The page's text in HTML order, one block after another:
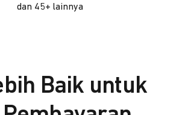
dan 45+ lainnya
Baik untuk